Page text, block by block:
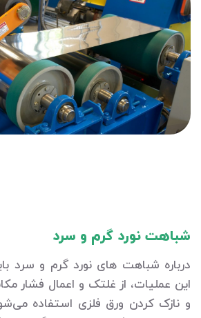
شباهت نورد گرم و سرد
درباره شباهت های نورد گرم و سرد
این عملیات، از غلتک و اعمال فشار
و نازک کردن ورق فلزی استفاده